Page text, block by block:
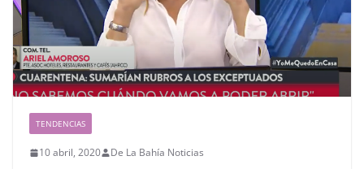
TENDENCIAS
10 abril, 2020 De La Bahía Noticias